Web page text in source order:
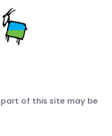
part of this site may be